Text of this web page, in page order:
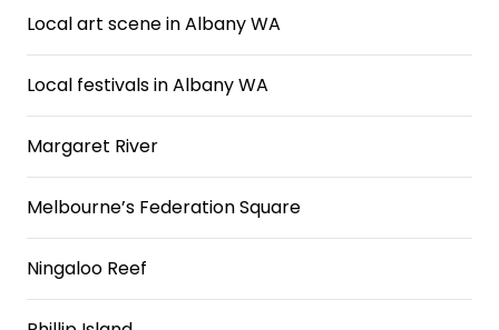
Local art scene in Albany WA
Local festivals in Albany WA
Margaret River
Melbourne’s Federation Square
Ningaloo Reef